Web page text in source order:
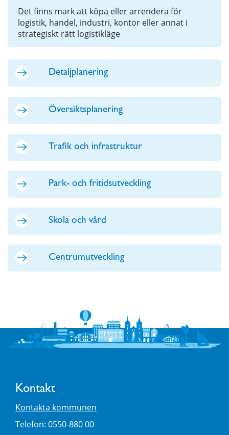
Det finns mark att köpa eller arrendera för
logistik, handel, industri, kontor eller annat i
strategiskt rätt logistikläge
Detaljplanering
Översiktsplanering
Trafik och infrastruktur
Park- och fritidsutveckling
Skola och vård
Centrumutveckling
Kontakt
Kontakta kommunen
Telefon: 0550-880 00